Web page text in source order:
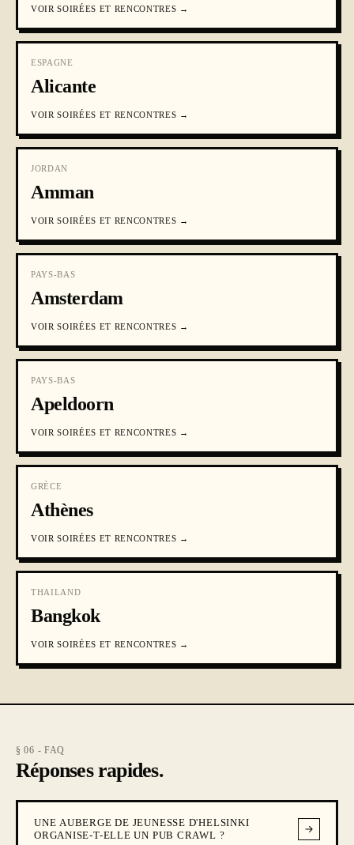
VOIR SOIRÉES ET RENCONTRES →
ESPAGNE
Alicante
VOIR SOIRÉES ET RENCONTRES →
JORDAN
Amman
VOIR SOIRÉES ET RENCONTRES →
PAYS-BAS
Amsterdam
VOIR SOIRÉES ET RENCONTRES →
PAYS-BAS
Apeldoorn
VOIR SOIRÉES ET RENCONTRES →
GRÈCE
Athènes
VOIR SOIRÉES ET RENCONTRES →
THAILAND
Bangkok
VOIR SOIRÉES ET RENCONTRES →
§ 06 - FAQ
Réponses rapides.
UNE AUBERGE DE JEUNESSE D'HELSINKI
ORGANISE-T-ELLE UN PUB CRAWL ?